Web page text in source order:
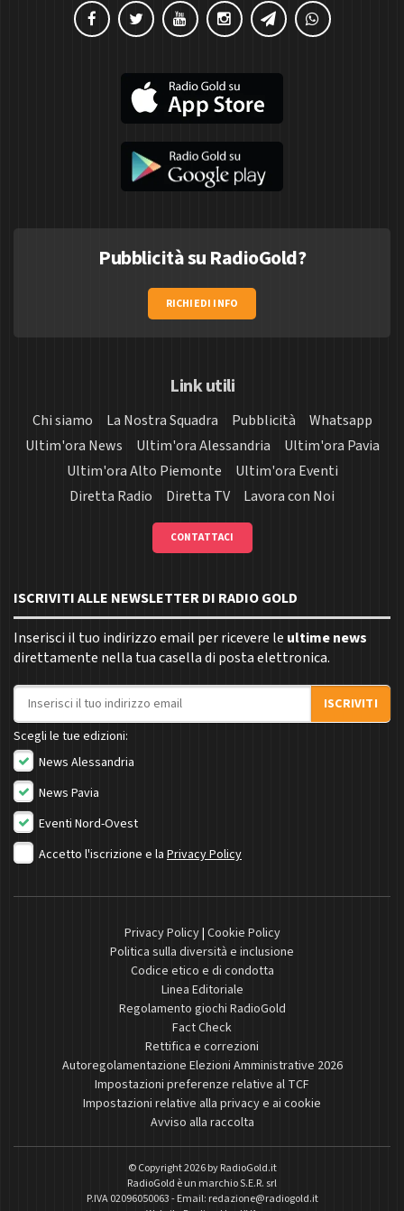
Pubblicità su RadioGold?
RICHIEDI INFO
Link utili
Chi siamo La Nostra Squadra Pubblicità
Whatsapp
Ultim'ora News
Ultim'ora Alessandria
Ultim'ora Pavia
Ultim'ora Alto Piemonte
Ultim'ora Eventi
Diretta Radio
Diretta TV Lavora con Noi
CONTATTACI
ISCRIVITI ALLE NEWSLETTER DI RADIO GOLD
Inserisci il tuo indirizzo email per ricevere le ultime news
direttamente nella tua casella di posta elettronica.
Indirizzo email
ISCRIVITI
Scegli le tue edizioni:
News Alessandria
News Pavia
Eventi Nord-Ovest
Accetto l'iscrizione e la Privacy Policy
Privacy Policy| Cookie Policy
Politica sulla diversità e inclusione
Codice etico e di condotta
Linea Editoriale
Regolamento giochi RadioGold
Fact Check
Rettifica e correzioni
Autoregolamentazione Elezioni Amministrative 2026
Impostazioni preferenze relative al TCF
Impostazioni relative alla privacy e ai cookie
Avviso alla raccolta
© Copyright 2026 byRadioGold.it
RadioGold è un marchio S.E.R. srl
P.IVA 02096050063 - Email: redazione@radiogold.it